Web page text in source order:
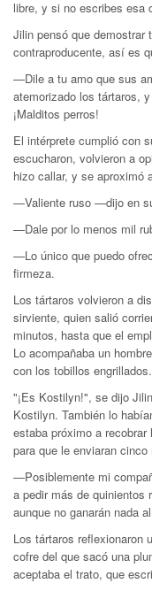
libre, y si no escribes esa
Jilin pensó que demostrar
contraproducente, así es
—Dile a tu amo que sus
atemorizado los tártaros,
¡Malditos perros!
El intérprete cumplió con
escucharon, volvieron a
hizo callar, y se aproximó
—Valiente ruso —dijo en
—Dale por lo menos mil
—Lo único que puedo
firmeza.
Los tártaros volvieron a
sirviente, quien salió
minutos, hasta que el
Lo acompañaba un
con los tobillos engrillados.
"¡Es Kostilyn!", se dijo
Kostilyn. También lo
estaba próximo a
para que le enviaran
—Posiblemente mi
a pedir más de quinientos
aunque no ganarán nada
Los tártaros reflexionaron
cofre del que sacó una
aceptaba el trato, que